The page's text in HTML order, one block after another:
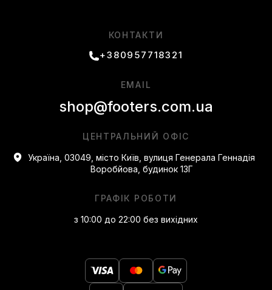
КОНТАКТИ
+380957718321
ЦЕНТРАЛЬНИЙ ОФІС
Україна, 03049, місто Київ, вулиця Генерала Геннадія
Воробйова, будинок 13Г
ГРАФІК РОБОТИ
з 10:00 до 22:00 без вихідних
EMAIL
shop@footers.com.ua